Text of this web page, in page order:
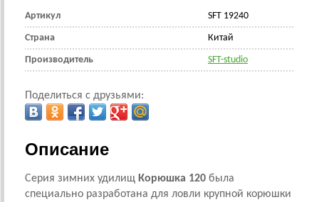
Артикул SFT 19240
Страна Китай
Производитель SFT-studio
Поделиться с друзьями:
Описание
Серия зимних удилищ Корюшка 120 была
специально разработана для ловли крупной корюшки